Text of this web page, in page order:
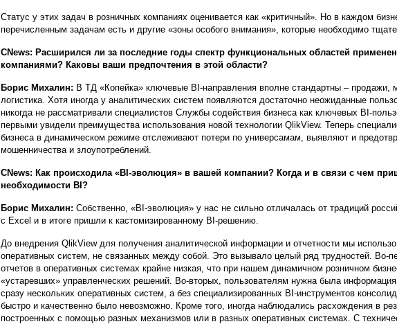
Статус у этих задач в розничных компаниях оценивается как «критичный». Но в каждом
перечисленным задачам есть и другие «зоны особого внимания», которые необходимо
CNews: Расширился ли за последние годы спектр функциональных областей
компаниями? Каковы ваши предпочтения в этой области?
Борис Михалин: В ТД «Копейка» ключевые BI-направления вполне стандартны – продажи,
логистика. Хотя иногда у аналитических систем появляются достаточно неожиданные
никогда не рассматривали специалистов Службы содействия бизнеса как ключевых BI-
первыми увидели преимущества использования новой технологии QlikView. Теперь
бизнеса в динамическом режиме отслеживают потери по универсамам, выявляют и
мошенничества и злоупотреблений.
CNews: Как происходила «BI-эволюция» в вашей компании? Когда и в связи с чем
необходимости BI?
Борис Михалин: Собственно, «BI-эволюция» у нас не сильно отличалась от традиций
с Excel и в итоге пришли к кастомизированному BI-решению.
До внедрения QlikView для получения аналитической информации и отчетности мы
оперативных систем, не связанных между собой. Это вызывало целый ряд трудностей. Во-
отчетов в оперативных системах крайне низкая, что при нашем динамичном розничном
«устаревших» управленческих решений. Во-вторых, пользователям нужна была
сразу нескольких оперативных систем, а без специализированных BI-инструментов
быстро и качественно было невозможно. Кроме того, иногда наблюдались расхождения в
построенных с помощью разных механизмов или в разных оперативных системах. С